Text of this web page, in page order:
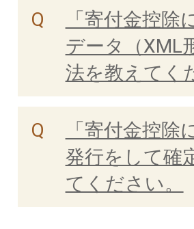
「寄付金控
データ（XML
法を教えてく
「寄付金控
発行をして確
てください。